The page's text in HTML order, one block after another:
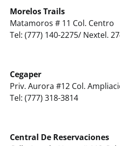
Morelos Trails
Matamoros # 11 Col. Centro
Tel: (777) 140-2275/ Nextel.
Cegaper
Priv. Aurora #12 Col.
Tel: (777) 318-3814
Central De Reservaciones